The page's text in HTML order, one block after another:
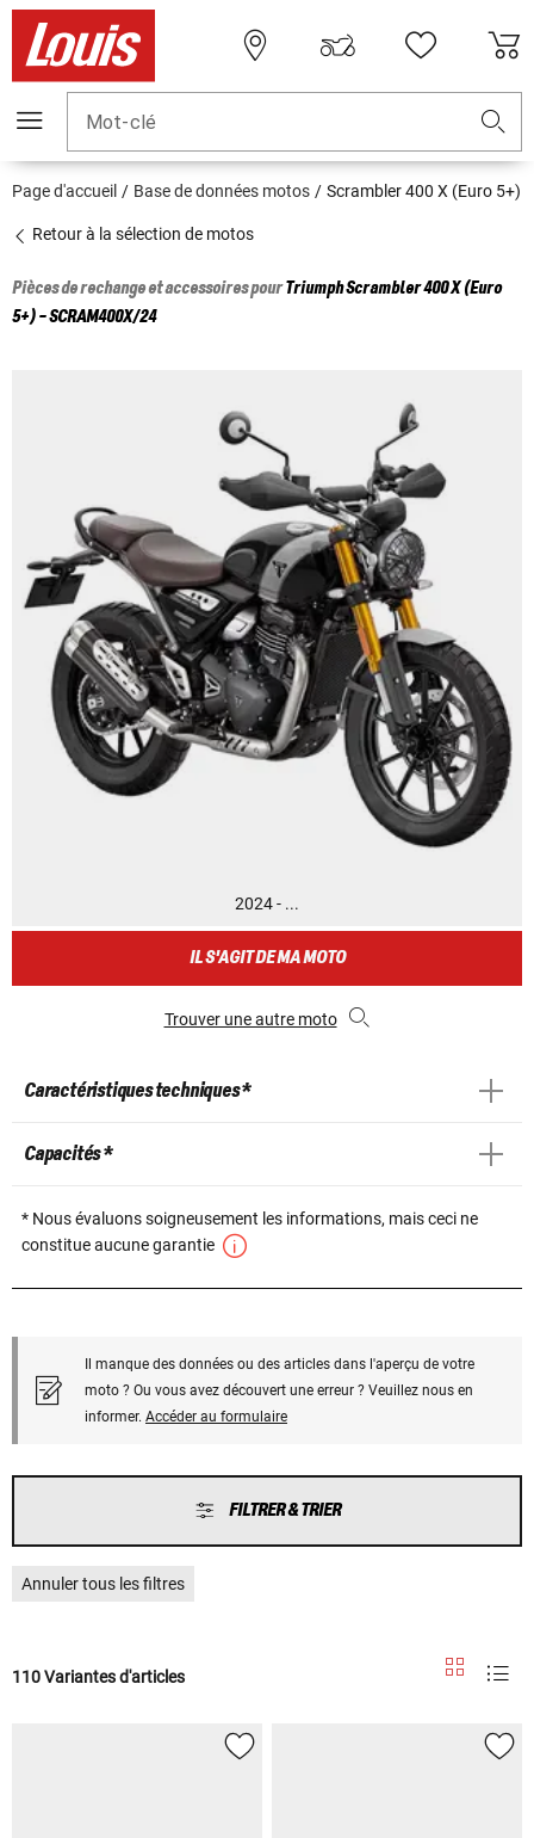
Mot-clé
Page d'accueil Base de données motos Scrambler 400 X (Euro 5+)
Retour à la sélection de motos
Pièces de rechange et accessoires pourTriumphScrambler 400 X (Euro
5+) - SCRAM400X/24
2024 - ...
IL S'AGIT DE MA MOTO
Trouver une autre moto
Caractéristiques techniques *
Capacités *
* Nous évaluons soigneusement les informations, mais ceci ne
constitue aucune garantie
Il manque des données ou des articles dans l'aperçu de votre
moto ? Ou vous avez découvert une erreur ? Veuillez nous en
informer. Accéder au formulaire
FILTRER & TRIER
Annuler tous les filtres
110 Variantes d'articles